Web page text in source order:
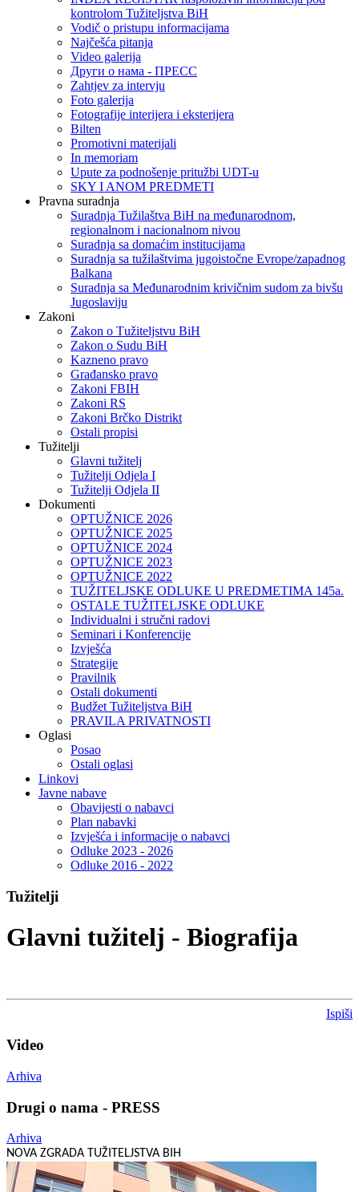
kontrolom Tužiteljstva BiH
Vodič o pristupu informacijama
Najčešća pitanja
Video galerija
Други о нама - ПРЕСC
Zahtjev za intervju
Foto galerija
Fotografije interijera i eksterijera
Bilten
Promotivni materijali
In memoriam
Upute za podnošenje pritužbi UDT-u
SKY I ANOM PREDMETI
Pravna suradnja
Suradnja Tužilaštva BiH na međunarodnom,
regionalnom i nacionalnom nivou
Suradnja sa domaćim institucijama
Suradnja sa tužilaštvima jugoistočne Evrope/zapadnog
Balkana
Suradnja sa Međunarodnim krivičnim sudom za bivšu
Jugoslaviju
Zakoni
Zakon o Тužiteljstvu BiH
Zakon o Sudu BiH
Kazneno pravo
Građansko pravo
Zakoni FBIH
Zakoni RS
Zakoni Brčko Distrikt
Ostali propisi
Tužitelji
Glavni tužitelj
Tužitelji Odjela I
Tužitelji Odjela II
Dokumenti
OPTUŽNICE 2026
OPTUŽNICE 2025
OPTUŽNICE 2024
OPTUŽNICE 2023
OPTUŽNICE 2022
TUŽITELJSKE ODLUKE U PREDMETIMA 145a.
OSTALE TUŽITELJSKE ODLUKE
Individualni i stručni radovi
Seminari i Konferencije
Izvješća
Strategije
Pravilnik
Ostali dokumenti
Budžet Tužiteljstva BiH
PRAVILA PRIVATNOSTI
Oglasi
Posao
Ostali oglasi
Linkovi
Javne nabave
Obavijesti o nabavci
Plan nabavki
Izvješća i informacije o nabavci
Odluke 2023 - 2026
Odluke 2016 - 2022
Tužitelji
Glavni tužitelj - Biografija
Ispiši
Video
Arhiva
Drugi o nama - PRESS
Arhiva
NOVA ZGRADA TUŽITELJSTVA BIH